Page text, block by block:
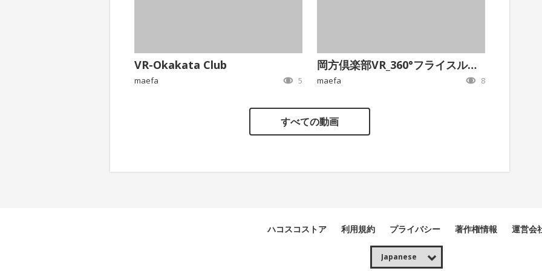
VR-Okakata Club
maefa 5
岡方倶楽部VR_360°フライスルー動画
maefa 8
すべての動画
ハコスコストア 利用規約 プライバシー 著作権情報 運営会